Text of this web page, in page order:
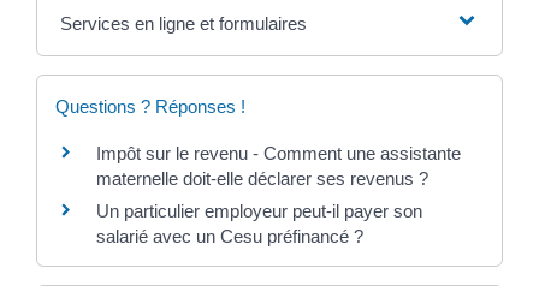
Services en ligne et formulaires
Questions ? Réponses !
Impôt sur le revenu - Comment une assistante
maternelle doit-elle déclarer ses revenus ?
Un particulier employeur peut-il payer son
salarié avec un Cesu préfinancé ?